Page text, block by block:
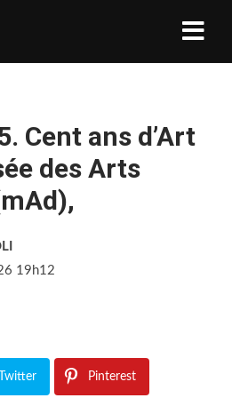
Cent ans d’Art
des Arts
19h12
Twitter Pinterest